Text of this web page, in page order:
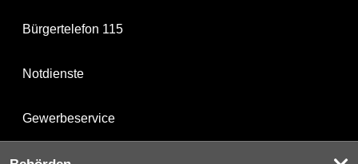
Bürgertelefon 115
Notdienste
Gewerbeservice